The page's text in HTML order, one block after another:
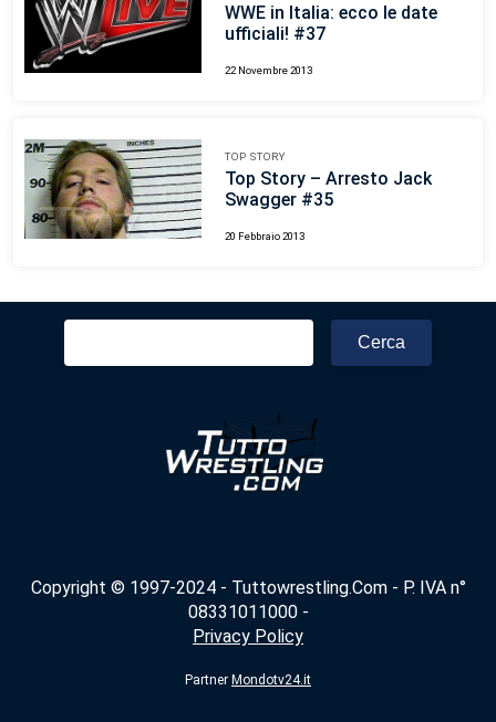
WWE in Italia: ecco le date
ufficiali! #37
22 Novembre 2013
TOP STORY
Top Story – Arresto Jack
Swagger #35
20 Febbraio 2013
Copyright © 1997-2024 - Tuttowrestling.Com - P. IVA n°
08331011000 -
Privacy Policy
Partner Mondotv24.it